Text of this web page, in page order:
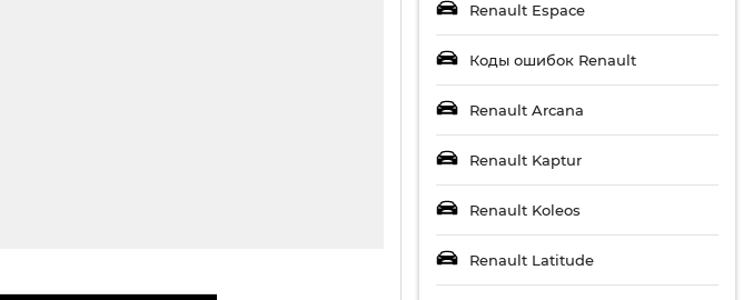
Renault Espace
Коды ошибок Renault
Renault Arcana
Renault Kaptur
Renault Koleos
Renault Latitude